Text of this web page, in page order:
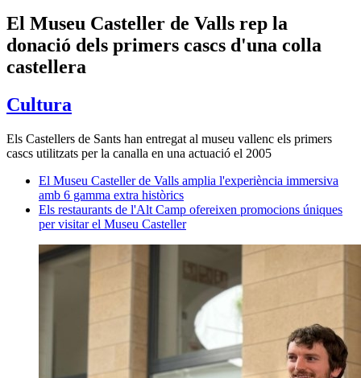
El Museu Casteller de Valls rep la
donació dels primers cascs d'una colla
castellera
Cultura
Els Castellers de Sants han entregat al museu vallenc els primers
cascs utilitzats per la canalla en una actuació el 2005
El Museu Casteller de Valls amplia l'experiència immersiva
amb 6 gamma extra històrics
Els restaurants de l'Alt Camp ofereixen promocions úniques
per visitar el Museu Casteller